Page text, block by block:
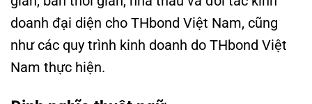
doanh đại diện cho THbond Việt Nam, cũng
như các quy trình kinh doanh do THbond Việt
Nam thực hiện.